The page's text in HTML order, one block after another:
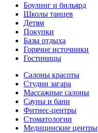
Боулинг и бильярд
Школы танцев
Детям
Покупки
Базы отдыха
Горячие источники
Гостиницы
Салоны красоты
Студии загара
Массажные салоны
Сауны и бани
Фитнес-центры
Стоматологии
Медицинские центры